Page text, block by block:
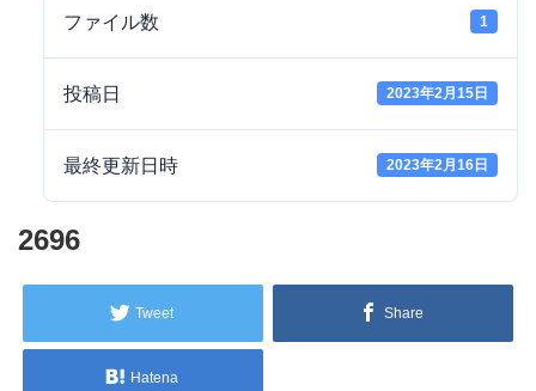
ファイル数 1
投稿日 2023年2月15日
最終更新日時 2023年2月16日
2696
Tweet Share
Hatena